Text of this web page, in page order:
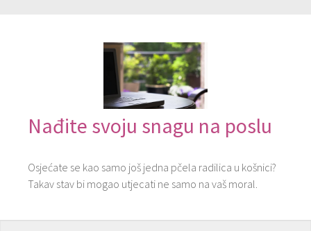
Nađite svoju snagu na poslu
Osjećate se kao samo još jedna pčela radilica u košnici?
Takav stav bi mogao utjecati ne samo na vaš moral.